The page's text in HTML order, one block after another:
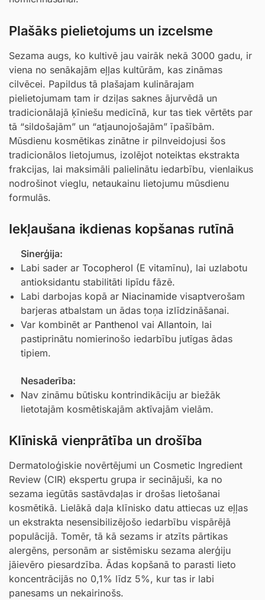
Plašāks pielietojums un izcelsme
Sezama augs, ko kultivē jau vairāk nekā 3000 gadu, ir
viena no senākajām eļļas kultūrām, kas zināmas
cilvēcei. Papildus tā plašajam kulinārajam
pielietojumam tam ir dziļas saknes ājurvēdā un
tradicionālajā ķīniešu medicīnā, kur tas tiek vērtēts par
tā “sildošajām” un “atjaunojošajām” īpašībām.
Mūsdienu kosmētikas zinātne ir pilnveidojusi šos
tradicionālos lietojumus, izolējot noteiktas ekstrakta
frakcijas, lai maksimāli palielinātu iedarbību, vienlaikus
nodrošinot vieglu, netaukainu lietojumu mūsdienu
formulās.
Iekļaušana ikdienas kopšanas rutīnā
Sinerģija:
Labi sader ar Tocopherol (E vitamīnu), lai uzlabotu
antioksidantu stabilitāti lipīdu fāzē.
Labi darbojas kopā ar Niacinamide visaptverošam
barjeras atbalstam un ādas toņa izlīdzināšanai.
Var kombinēt ar Panthenol vai Allantoin, lai
pastiprinātu nomierinošo iedarbību jutīgas ādas
tipiem.
Nesaderība:
Nav zināmu būtisku kontrindikāciju ar biežāk
lietotajām kosmētiskajām aktīvajām vielām.
Klīniskā vienprātība un drošība
Dermatoloģiskie novērtējumi un Cosmetic Ingredient
Review (CIR) ekspertu grupa ir secinājuši, ka no
sezama iegūtās sastāvdaļas ir drošas lietošanai
kosmētikā. Lielākā daļa klīnisko datu attiecas uz eļļas
un ekstrakta nesensibilizējošo iedarbību vispārējā
populācijā. Tomēr, tā kā sezams ir atzīts pārtikas
alergēns, personām ar sistēmisku sezama alerģiju
jāievēro piesardzība. Ādas kopšanā to parasti lieto
koncentrācijās no 0,1% līdz 5%, kur tas ir labi
panesams un nekairinošs.